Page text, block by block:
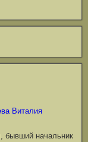
Виталия
бывший начальник